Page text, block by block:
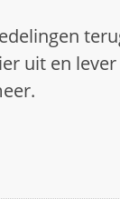
uit en